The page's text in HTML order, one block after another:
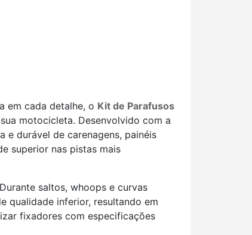
em cada detalhe, o Kit de Parafusos
motocicleta. Desenvolvido com a
e durável de carenagens, painéis
superior nas pistas mais
saltos, whoops e curvas
qualidade inferior, resultando em
fixadores com especificações